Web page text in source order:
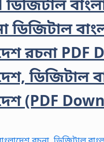
ডিজিটাল
রচনা
ডিজিটাল
(PDF